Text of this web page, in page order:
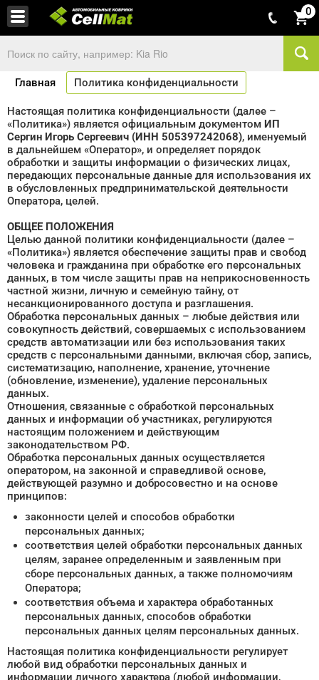
0
Главная Политика конфиденциальности
Настоящая политика конфиденциальности (далее –
«Политика») является официальным документом ИП
Сергин Игорь Сергеевич (ИНН 505397242068), именуемый
в дальнейшем «Оператор», и определяет порядок
обработки и защиты информации о физических лицах,
передающих персональные данные для использования их
в обусловленных предпринимательской деятельности
Оператора, целей.
ОБЩЕЕ ПОЛОЖЕНИЯ
Целью данной политики конфиденциальности (далее –
«Политика») является обеспечение защиты прав и свобод
человека и гражданина при обработке его персональных
данных, в том числе защиты прав на неприкосновенность
частной жизни, личную и семейную тайну, от
несанкционированного доступа и разглашения.
Обработка персональных данных – любые действия или
совокупность действий, совершаемых с использованием
средств автоматизации или без использования таких
средств с персональными данными, включая сбор, запись,
систематизацию, наполнение, хранение, уточнение
(обновление, изменение), удаление персональных
данных.
Отношения, связанные с обработкой персональных
данных и информации об участниках, регулируются
настоящим положением и действующим
законодательством РФ.
Обработка персональных данных осуществляется
оператором, на законной и справедливой основе,
действующей разумно и добросовестно и на основе
принципов:
законности целей и способов обработки
персональных данных;
соответствия целей обработки персональных данных
целям, заранее определенным и заявленным при
сборе персональных данных, а также полномочиям
Оператора;
соответствия объема и характера обработанных
персональных данных, способов обработки
персональных данных целям персональных данных.
Настоящая политика конфиденциальности регулирует
любой вид обработки персональных данных и
информации личного характера (любой информации,